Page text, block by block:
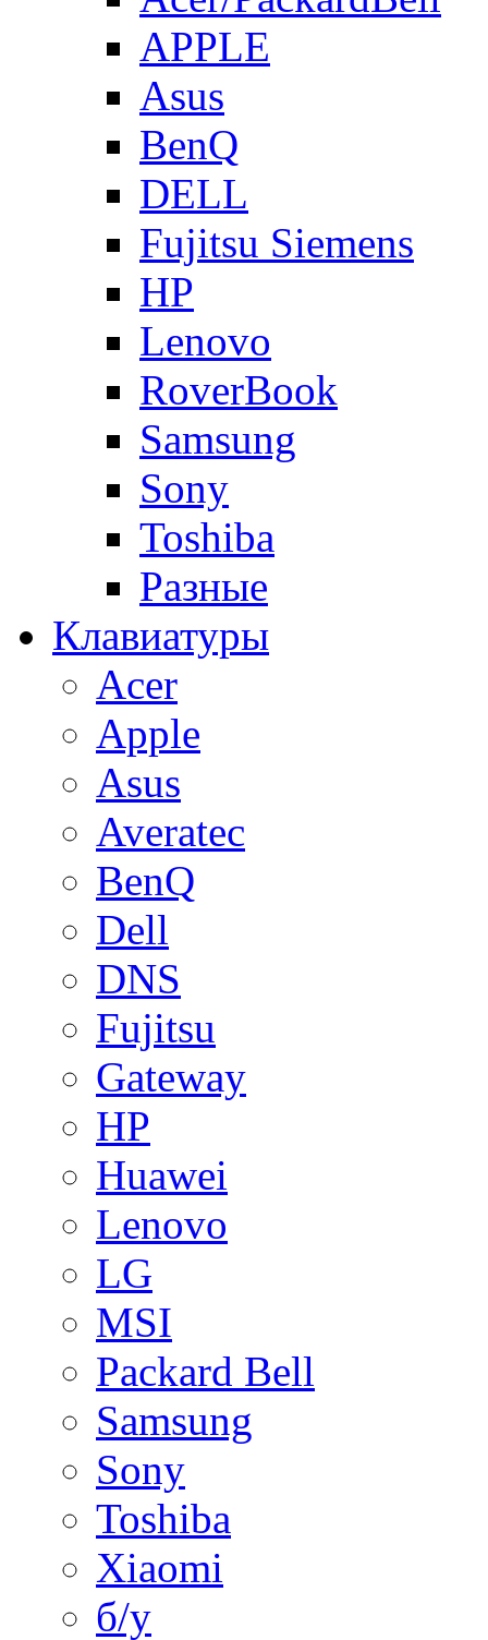
APPLE
Asus
BenQ
DELL
Fujitsu Siemens
HP
Lenovo
RoverBook
Samsung
Sony
Toshiba
Разные
Клавиатуры
Acer
Apple
Asus
Averatec
BenQ
Dell
DNS
Fujitsu
Gateway
HP
Huawei
Lenovo
LG
MSI
Packard Bell
Samsung
Sony
Toshiba
Xiaomi
б/у